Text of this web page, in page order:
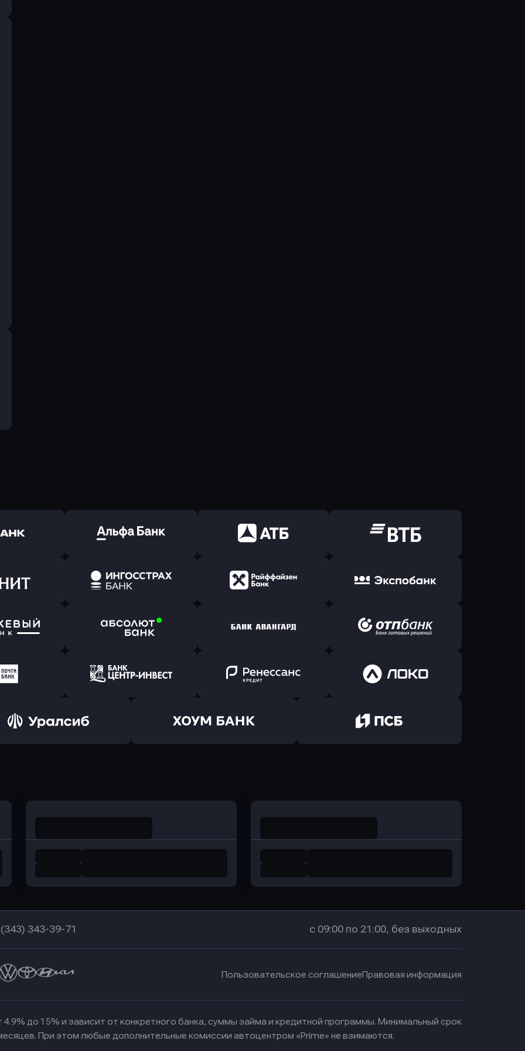
заявку
Оправить заявку
в Альфа-Банк
Оправить заявку
в АТБ Банк
в ВТБ
заявку
Банк
Оправить заявку
в Ингосстрах Банк
в Райффайзен Банк
Оправить заявку
в Экспобанк
заявку
Оправить заявку
в Абсолют Банк
Оправить заявку
в Банк Авангард
Оправить заявку
в ОТП БАНК
заявку
Банк
Оправить заявку
Оправить заявку
в Ренессанс Банк
Оправить заявку
в Локо-Банк
343-39-71 с 09:00 по 21:00, без выходных
Пользовательское соглашениеПравовая информация
4.9% до 15% и зависит от конкретного банка, суммы займа и кредитной программы. Минимальный срок
При этом любые дополнительные комиссии автоцентром «Prime» не взимаются.